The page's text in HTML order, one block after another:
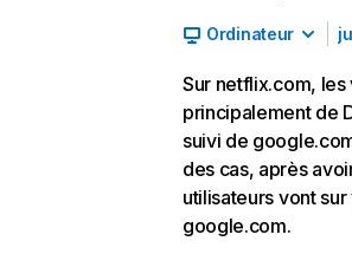
Ordinateur
Sur netflix.com,
principalement de
suivi de
des cas, après
utilisateurs vont
google.com.